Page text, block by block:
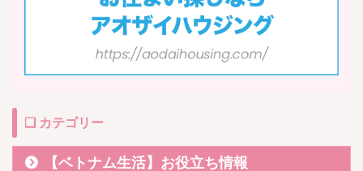
❏ カテゴリー
【ベトナム生活】お役立ち情報